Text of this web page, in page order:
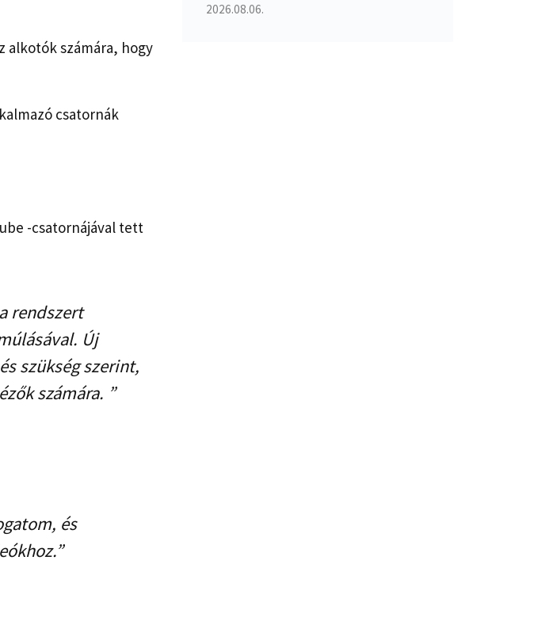
alkotók számára, hogy
csatornák
-csatornájával tett
rendszert
Új
szükség szerint,
számára. ”
és
2026.08.06.